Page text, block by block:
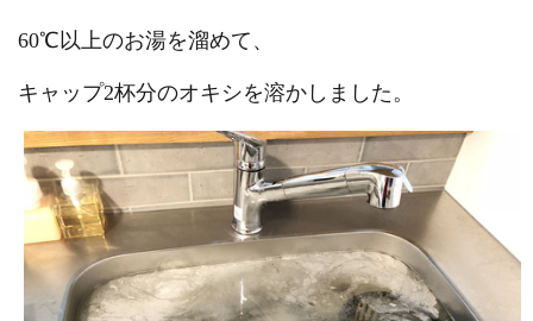
60℃以上のお湯を溜めて、
キャップ2杯分のオキシを溶かしました。